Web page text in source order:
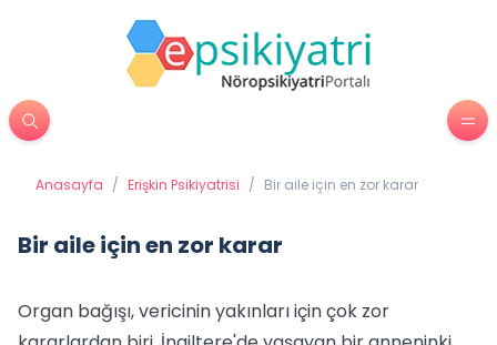
Anasayfa / Erişkin Psikiyatrisi / Bir aile için en zor karar
Bir aile için en zor karar
Organ bağışı, vericinin yakınları için çok zor